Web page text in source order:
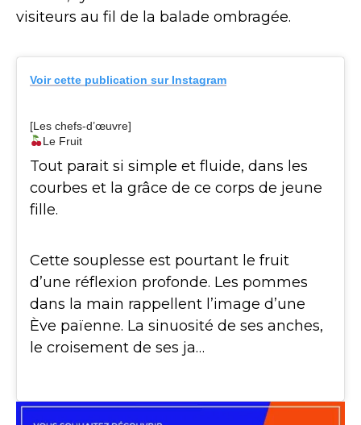
visiteurs au fil de la balade ombragée.
Voir cette publication sur Instagram
[Les chefs-d’œuvre]
Le Fruit
Tout parait si simple et fluide, dans les
courbes et la grâce de ce corps de jeune
fille.
Cette souplesse est pourtant le fruit
d’une réflexion profonde. Les pommes
dans la main rappellent l’image d’une
Ève païenne. La sinuosité de ses anches,
le croisement de ses ja…